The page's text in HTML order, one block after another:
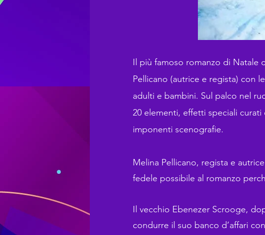
Il più famoso romanzo di Natale
Pellicano (autrice e regista) con
adulti e bambini. Sul palco nel
20 elementi, effetti speciali
imponenti scenografie.
Melina Pellicano, regista e
fedele possibile al romanzo
Il vecchio Ebenezer Scrooge,
condurre il suo banco d’affari